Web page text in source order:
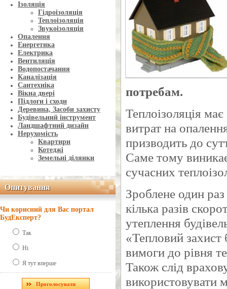
Ізоляція
Гідроізоляція
Теплоізоляція
Звукоізоляція
Опалення
Енергетика
Електрика
Вентиляція
Водопостачання
Каналізація
Сантехніка
Вікна двері
Підлоги і сходи
Деревина, Засоби захисту
Будівельний інструмент
Ландшафтний дизайн
Нерухомість
Квартири
Котеджі
Земельні ділянки
Опитування
Опитування
Чи корисний для Вас портал
БудЕксперт?
Так
Ні
Я тут вперше
потребам.
Теплоізоляція
витрат на
призводить до
Саме тому
сучасних
Зроблене один
кілька разів
утеплення
«Тепловий захист
вимоги до рівня
Також слід
використовувати